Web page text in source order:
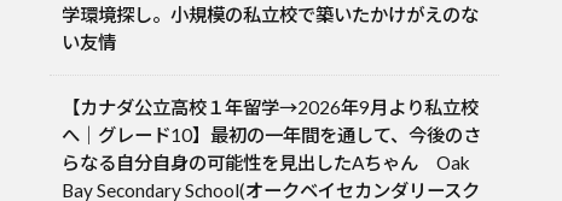
学環境探し。小規模の私立校で築いたかけがえのな
い友情
【カナダ公立高校１年留学→2026年9月より私立校
へ｜グレード10】最初の一年間を通して、今後のさ
らなる自分自身の可能性を見出したAちゃん Oak
Bay Secondary School(オークベイセカンダリースク